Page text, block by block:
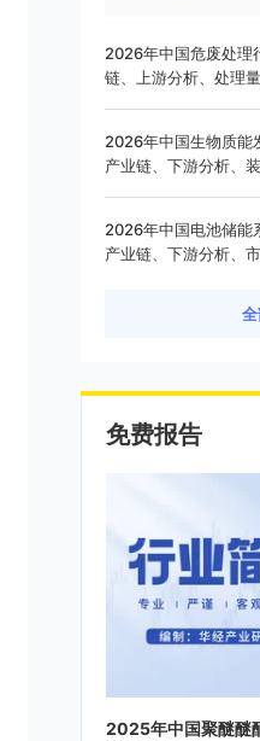
2026年中国危废处理
链、上游分析、处理
2026年中国生物质能
产业链、下游分析、
2026年中国电池储能
产业链、下游分析、
免费报告
2025年中国聚醚醚